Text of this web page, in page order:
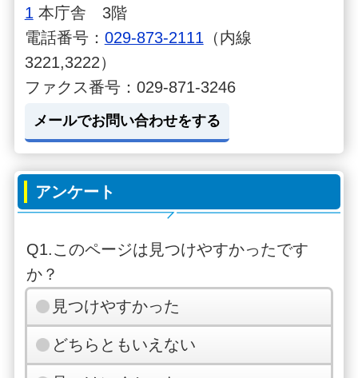
1 本庁舎 3階
電話番号： 029-873-2111 （内線
3221,3222）
ファクス番号：029-871-3246
メールでお問い合わせをする
アンケート
Q1.このページは見つけやすかったです
か？
見つけやすかった
どちらともいえない